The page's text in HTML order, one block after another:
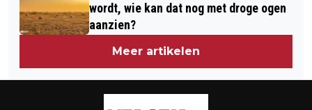
wordt, wie kan dat nog met droge ogen
aanzien?
Meer artikelen